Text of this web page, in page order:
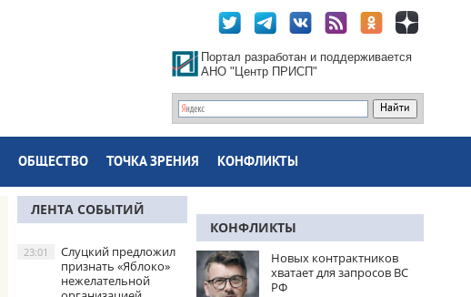
Портал разработан и поддерживается
АНО "Центр ПРИСП"
ОБЩЕСТВО ТОЧКА ЗРЕНИЯ КОНФЛИКТЫ
ЛЕНТА СОБЫТИЙ
Слуцкий предложил
признать «Яблоко»
нежелательной
23:01
КОНФЛИКТЫ
Новых контрактников
хватает для запросов ВС
РФ